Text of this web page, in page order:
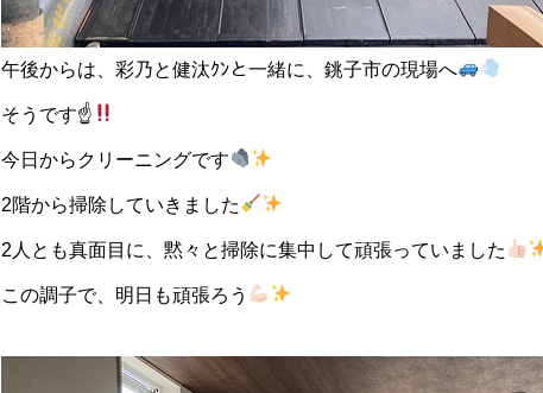
午後からは、彩乃と健汰ｸﾝと一緒に、銚子市の現場へ
そうです☝
今日からクリーニングです
2階から掃除していきました
2人とも真面目に、黙々と掃除に集中して頑張っていました
この調子で、明日も頑張ろう